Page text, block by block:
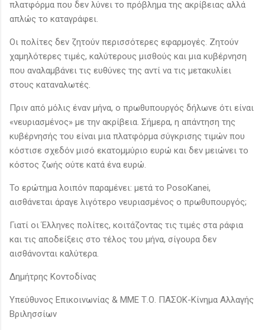
πλατφόρμα που δεν λύνει το πρόβλημα της ακρίβειας αλλά
απλώς το καταγράφει.
Οι πολίτες δεν ζητούν περισσότερες εφαρμογές. Ζητούν
χαμηλότερες τιμές, καλύτερους μισθούς και μια κυβέρνηση
που αναλαμβάνει τις ευθύνες της αντί να τις μετακυλίει
στους καταναλωτές.
Πριν από μόλις έναν μήνα, ο πρωθυπουργός δήλωνε ότι είναι
«νευριασμένος» με την ακρίβεια. Σήμερα, η απάντηση της
κυβέρνησής του είναι μια πλατφόρμα σύγκρισης τιμών που
κόστισε σχεδόν μισό εκατομμύριο ευρώ και δεν μειώνει το
κόστος ζωής ούτε κατά ένα ευρώ.
Το ερώτημα λοιπόν παραμένει: μετά το PosoKanei,
αισθάνεται άραγε λιγότερο νευριασμένος ο πρωθυπουργός;
Γιατί οι Έλληνες πολίτες, κοιτάζοντας τις τιμές στα ράφια
και τις αποδείξεις στο τέλος του μήνα, σίγουρα δεν
αισθάνονται καλύτερα.
Δημήτρης Κοντοδίνας
Υπεύθυνος Επικοινωνίας & ΜΜΕ Τ.Ο. ΠΑΣΟΚ-Κίνημα Αλλαγής
Βριλησσίων